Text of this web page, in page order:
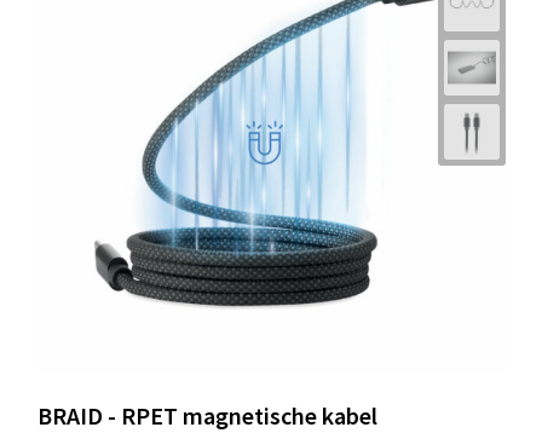
BRAID - RPET magnetische kabel